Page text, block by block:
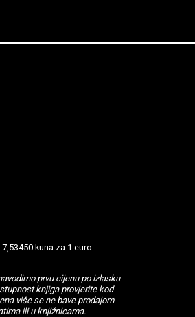
kuna za 1 euro
prvu cijenu po izlasku
knjiga provjerite kod
više se ne bave prodajom
ili u knjižnicama.